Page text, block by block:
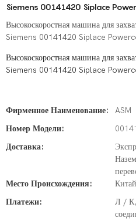
Siemens 00141420 Siplace
Высокоскоростная машина для
Siemens 00141420 Siplace
Высокоскоростная машина для
Siemens 00141420 Siplace
Фирменное Наименование:
ASM
Номер Модели:
Доставка:
Место Происхождения:
Китай
Платежи:
Л /